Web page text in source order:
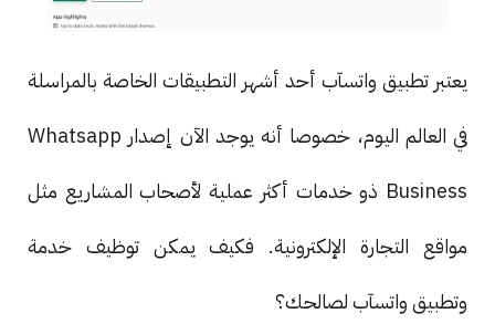
يعتبر تطبيق واتسآب أحد أشهر التطبيقات الخاصة بالمراسلة
في العالم اليوم، خصوصا أنه يوجد الآن إصدار Whatsapp
Business ذو خدمات أكثر عملية لأصحاب المشاريع مثل
مواقع التجارة الإلكترونية. فكيف يمكن توظيف خدمة
وتطبيق واتسآب لصالحك؟